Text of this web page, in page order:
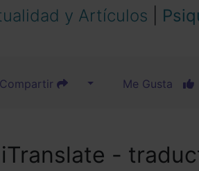
y Artículos
Compartir Me Gusta
iTranslate -